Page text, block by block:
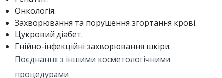
Онкологія.
Захворювання та порушення згортання крові.
Цукровий діабет.
Гнійно-інфекційні захворювання шкіри.
Поєднання з іншими косметологічними
процедурами